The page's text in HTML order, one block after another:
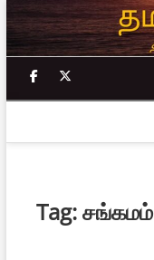
Skip
to
content
facebook
Tag:சங்கமம்